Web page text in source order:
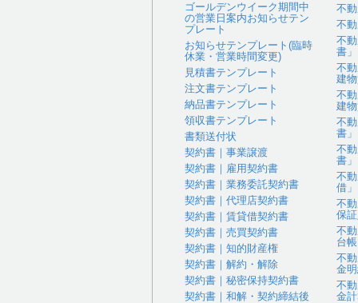
ゴールデンウイーク期間中
の営業日案内お知らせテン
プレート
お知らせテンプレート(臨時
休業・営業時間変更)
見積書テンプレート
注文書テンプレート
納品書テンプレート
領収書テンプレート
書類送付状
契約書｜事業譲渡
契約書｜雇用契約書
契約書｜業務委託契約書
契約書｜代理店契約書
契約書｜賃貸借契約書
契約書｜売買契約書
契約書｜知的財産権
契約書｜解約・解除
契約書｜秘密保持契約書
契約書｜和解・契約締結後
不
不
不
書」
不
建
不
建
不
書」
不
書」
不
借」
不
保
不
台
不
金
不
金